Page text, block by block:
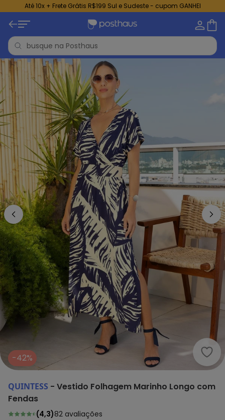
Até 10x + Frete Grátis R$199 Sul e Sudeste - cupom GANHEI
-42%
QUINTESS - Vestido Folhagem Marinho Longo com
Fendas
(4,3)82 avaliações